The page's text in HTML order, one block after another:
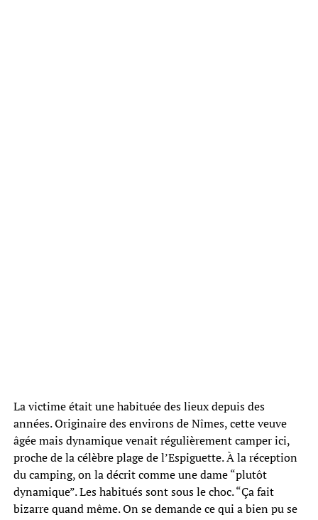
La victime était une habituée des lieux depuis des
années. Originaire des environs de Nîmes, cette veuve
âgée mais dynamique venait régulièrement camper ici,
proche de la célèbre plage de l’Espiguette. À la réception
du camping, on la décrit comme une dame “plutôt
dynamique”. Les habitués sont sous le choc. “Ça fait
bizarre quand même. On se demande ce qui a bien pu se